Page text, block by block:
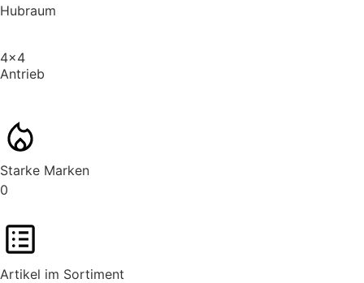
Hubraum
4x4
Antrieb
Starke Marken
0
Artikel im Sortiment